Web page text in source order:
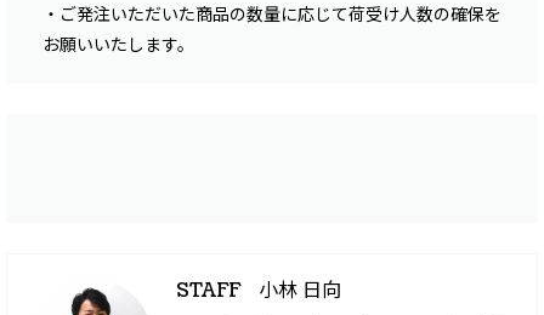
・ご発注いただいた商品の数量に応じて荷受け人数の確保を
お願いいたします。
STAFF 小林 日向